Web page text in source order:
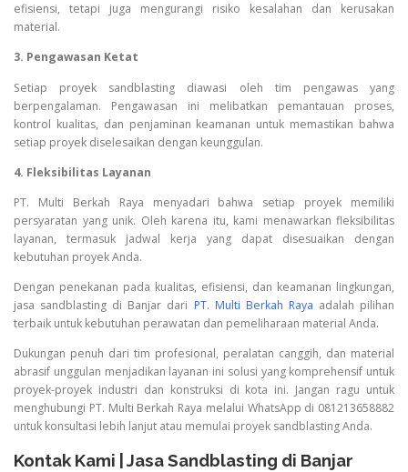
efisiensi, tetapi juga mengurangi risiko kesalahan dan kerusakan
material.
3. Pengawasan Ketat
Setiap proyek sandblasting diawasi oleh tim pengawas yang
berpengalaman. Pengawasan ini melibatkan pemantauan proses,
kontrol kualitas, dan penjaminan keamanan untuk memastikan bahwa
setiap proyek diselesaikan dengan keunggulan.
4. Fleksibilitas Layanan
PT. Multi Berkah Raya menyadari bahwa setiap proyek memiliki
persyaratan yang unik. Oleh karena itu, kami menawarkan fleksibilitas
layanan, termasuk jadwal kerja yang dapat disesuaikan dengan
kebutuhan proyek Anda.
Dengan penekanan pada kualitas, efisiensi, dan keamanan lingkungan,
jasa sandblasting di Banjar dari PT. Multi Berkah Raya adalah pilihan
terbaik untuk kebutuhan perawatan dan pemeliharaan material Anda.
Dukungan penuh dari tim profesional, peralatan canggih, dan material
abrasif unggulan menjadikan layanan ini solusi yang komprehensif untuk
proyek-proyek industri dan konstruksi di kota ini. Jangan ragu untuk
menghubungi PT. Multi Berkah Raya melalui WhatsApp di 081213658882
untuk konsultasi lebih lanjut atau memulai proyek sandblasting Anda.
Kontak Kami | Jasa Sandblasting di Banjar